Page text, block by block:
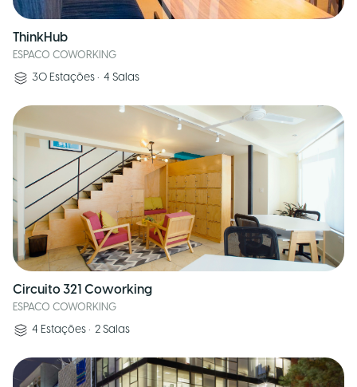
ThinkHub
ESPACO COWORKING
30 Estações • 4 Salas
Circuito 321 Coworking
ESPACO COWORKING
4 Estações • 2 Salas